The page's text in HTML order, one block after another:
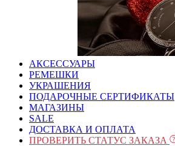
АКСЕССУАРЫ
РЕМЕШКИ
УКРАШЕНИЯ
ПОДАРОЧНЫЕ СЕРТИФИКАТЫ
МАГАЗИНЫ
SALE
ДОСТАВКА И ОПЛАТА
ПРОВЕРИТЬ СТАТУС ЗАКАЗА